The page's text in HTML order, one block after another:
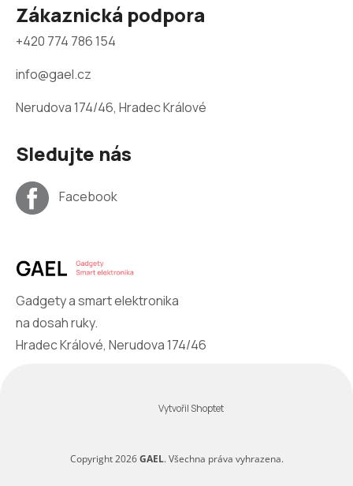
Zákaznická podpora
+420 774 786 154
info@gael.cz
Nerudova 174/46, Hradec Králové
Sledujte nás
Facebook
Gadgety a smart elektronika
na dosah ruky.
Hradec Králové, Nerudova 174/46
Vytvořil Shoptet
Copyright 2026GAEL. Všechna práva vyhrazena.